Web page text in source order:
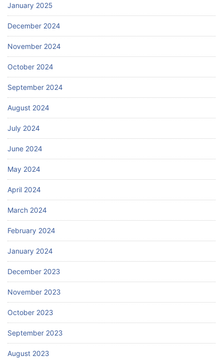
January 2025
December 2024
November 2024
October 2024
September 2024
August 2024
July 2024
June 2024
May 2024
April 2024
March 2024
February 2024
January 2024
December 2023
November 2023
October 2023
September 2023
August 2023